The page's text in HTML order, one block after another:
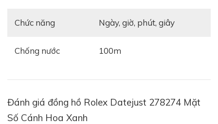
Chức năng ngày, giờ, phút, giây
Chống nước 100m
Đánh giá đồng hồ Rolex Datejust 278274 Mặt
Số Cánh Hoa Xanh